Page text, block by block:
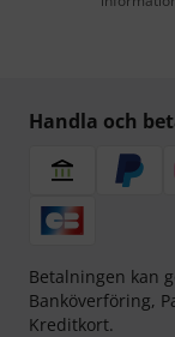
Handla och
Betalningen kan
Banköverföring,
Kreditkort.